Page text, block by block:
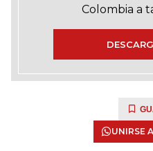
Colombia a
UNIRSE